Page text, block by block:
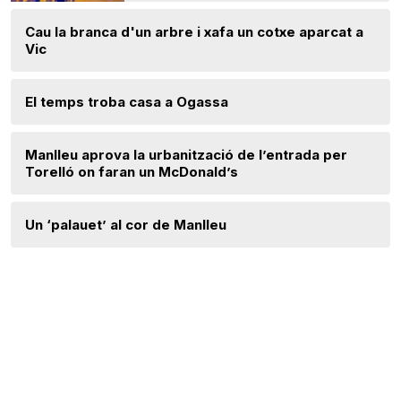
Cau la branca d'un arbre i xafa un cotxe aparcat a
Vic
El temps troba casa a Ogassa
Manlleu aprova la urbanització de l’entrada per
Torelló on faran un McDonald’s
Un ‘palauet’ al cor de Manlleu